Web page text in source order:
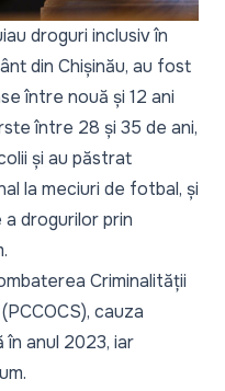
droguri inclusiv în
din Chișinău, au fost
între nouă și 12 ani
între 28 și 35 de ani,
și au păstrat
la meciuri de fotbal, și
drogurilor prin
Criminalității
cauza
în anul 2023, iar